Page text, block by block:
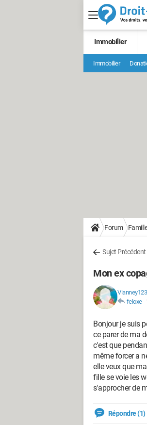
Immobilier
Immobilier
Forum Famille
Sujet Précédent
Mon ex
feloxe-
Bonjour je suis
ce parer de ma
c'est que
même forcer a
elle veux que
fille se voie les
s'approcher de
Répondre (1)